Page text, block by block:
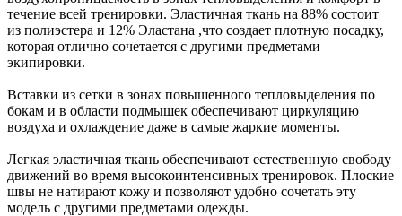
течение всей тренировки. Эластичная ткань на 88% состоит
из полиэстера и 12% Эластана ,что создает плотную посадку,
которая отлично сочетается с другими предметами
экипировки.
Вставки из сетки в зонах повышенного тепловыделения по
бокам и в области подмышек обеспечивают циркуляцию
воздуха и охлаждение даже в самые жаркие моменты.
Легкая эластичная ткань обеспечивают естественную свободу
движений во время высокоинтенсивных тренировок. Плоские
швы не натирают кожу и позволяют удобно сочетать эту
модель с другими предметами одежды.